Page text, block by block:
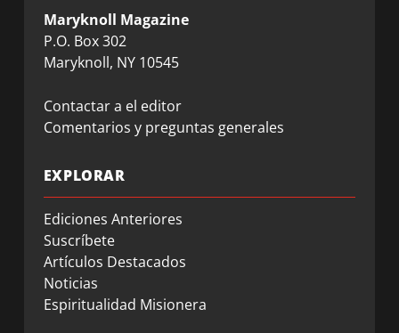
Maryknoll Magazine
P.O. Box 302
Maryknoll, NY 10545
Contactar a el editor
Comentarios y preguntas generales
EXPLORAR
Ediciones Anteriores
Suscríbete
Artículos Destacados
Noticias
Espiritualidad Misionera